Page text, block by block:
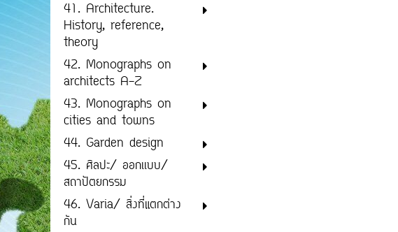
41. Architecture.
History, reference,
theory
42. Monographs on
architects A-Z
43. Monographs on
cities and towns
44. Garden design
45. ศิลปะ/ ออกเเบบ/
สถาปัตยกรรม
46. Varia/ สิ่งที่แตกต่าง
กัน